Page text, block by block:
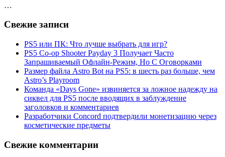
…
Свежие записи
PS5 или ПК: Что лучше выбрать для игр?
PS5 Co-op Shooter Payday 3 Получает Часто
Запрашиваемый Офлайн-Режим, Но С Оговорками
Размер файла Astro Bot на PS5: в шесть раз больше, чем
Astro’s Playroom
Команда «Days Gone» извиняется за ложное надежду на
сиквел для PS5 после вводящих в заблуждение
заголовков и комментариев
Разработчики Concord подтвердили монетизацию через
косметические предметы
Свежие комментарии